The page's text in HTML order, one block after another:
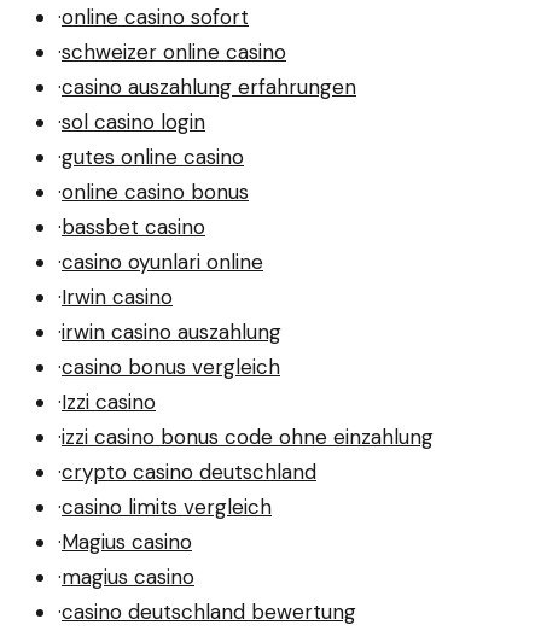
·online casino sofort
·schweizer online casino
·casino auszahlung erfahrungen
·sol casino login
·gutes online casino
·online casino bonus
·bassbet casino
·casino oyunlari online
·Irwin casino
·irwin casino auszahlung
·casino bonus vergleich
·Izzi casino
·izzi casino bonus code ohne einzahlung
·crypto casino deutschland
·casino limits vergleich
·Magius casino
·magius casino
·casino deutschland bewertung